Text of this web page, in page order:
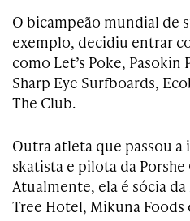
O bicampeão mundial de
exemplo, decidiu entrar
como Let’s Poke,
Sharp Eye Surfboards,
The Club.
Outra atleta que passou
skatista e pilota da
Atualmente, ela é sócia da
Tree Hotel, Mikuna Foods